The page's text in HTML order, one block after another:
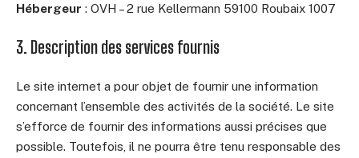
Hébergeur : OVH – 2 rue Kellermann 59100 Roubaix 1007
3. Description des services fournis
Le site internet a pour objet de fournir une information
concernant l’ensemble des activités de la société. Le site
s’efforce de fournir des informations aussi précises que
possible. Toutefois, il ne pourra être tenu responsable des